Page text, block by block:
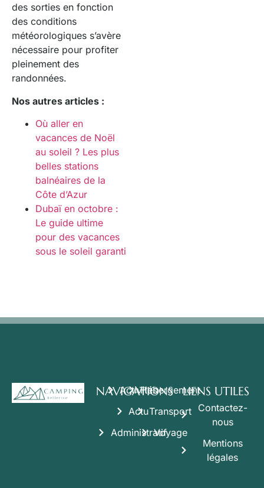
des sorties en fonction
des conditions
météorologiques s’avère
nécessaire pour profiter
pleinement des
randonnées.
Nos autres articles :
Où aller en
vacances de Noël
au soleil ? Les plus
belles stations
balnéaires de la
Côte d’Azur
Dubaï en octobre :
Le guide ultime
pour des vacances
sous le soleil garanti
NAVIGATIONS
Activités
Actu
Administratif
Hébergement
Transport
Voyage
LIENS UTILES
Contactez-
nous
Mentions
légales